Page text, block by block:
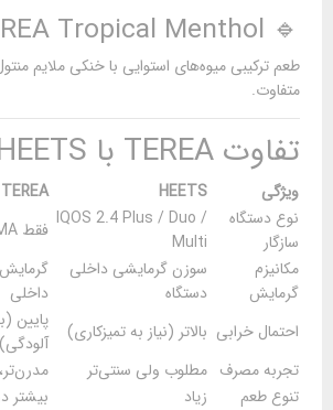
🔹 TEREA Tropical Menthol
طعم ترکیبی میوه‌های استوایی با خنکی ملایم
متفاوت.
تفاوت TEREA با HEETS
ویژگی HEETS
TEREA
نوع دستگاه
سازگار
IQOS 2.4 Plus / Duo /
Multi
فقط IQOS ILUMA
مکانیزم
گرمایش
سوزن گرمایشی داخلی
دستگاه
گرمایش
داخلی
احتمال خرابی بالاتر (نیاز به تمیزکاری)
پایین
آلودگی)
تجربه مصرف مطلوب ولی سنتی‌تر
تنوع طعم
زیاد بیشتر